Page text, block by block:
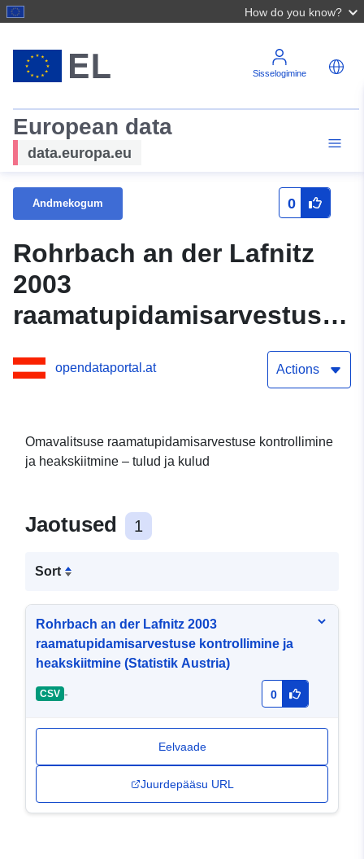
How do you know?
Sisselogimine
European data
data.europa.eu
Andmekogum 0
Rohrbach an der Lafnitz
2003
raamatupidamisarvestuse
heakskiitmine (Statistik
opendataportal.at Actions
Omavalitsuse raamatupidamisarvestuse kontrollimine
ja heakskiitmine – tulud ja kulud
Jaotused 1
Sort
Rohrbach an der Lafnitz 2003
raamatupidamisarvestuse kontrollimine ja
heakskiitmine (Statistik Austria)
CSV - 0
Eelvaade
Juurdepääsu URL